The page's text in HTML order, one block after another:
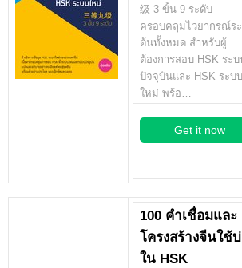
级 3 ขั้น 9 ระดับ
ครอบคลุมไวยากรณ์ร
ต้นทั้งหมด สำหรับผู้
ต้องการสอบ HSK ระบ
ปัจจุบันและ HSK ระบบ
ใหม่ พร้อ…
Get it now
100 คำเชื่อมและ
โครงสร้างจีนใช้
ใน HSK